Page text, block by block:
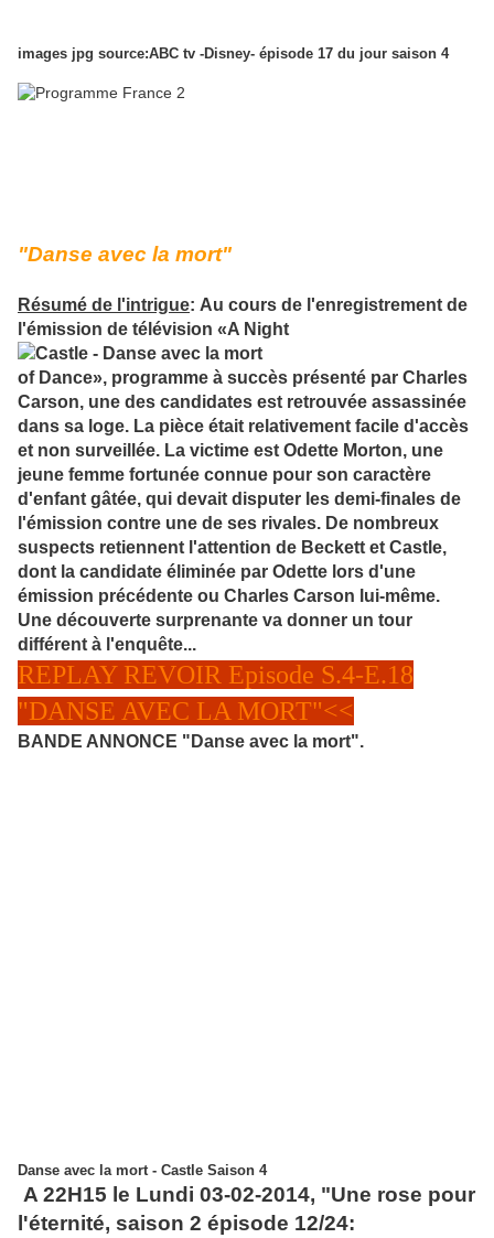
images jpg source:ABC tv -Disney- épisode 17 du jour saison 4
"Danse avec la mort"
Résumé de l'intrigue: Au cours de l'enregistrement de
l'émission de télévision «A Night
of Dance», programme à succès présenté par Charles
Carson, une des candidates est retrouvée assassinée
dans sa loge. La pièce était relativement facile d'accès
et non surveillée. La victime est Odette Morton, une
jeune femme fortunée connue pour son caractère
d'enfant gâtée, qui devait disputer les demi-finales de
l'émission contre une de ses rivales. De nombreux
suspects retiennent l'attention de Beckett et Castle,
dont la candidate éliminée par Odette lors d'une
émission précédente ou Charles Carson lui-même.
Une découverte surprenante va donner un tour
différent à l'enquête...
REPLAY REVOIR Episode S.4-E.18
"DANSE AVEC LA MORT"<<
BANDE ANNONCE "Danse avec la mort".
Danse avec la mort - Castle Saison 4
A 22H15 le Lundi 03-02-2014, "Une rose pour
l'éternité, saison 2 épisode 12/24: